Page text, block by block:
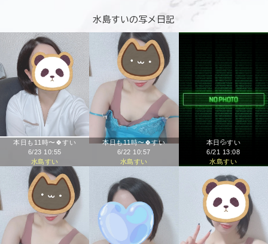
水島すいの写メ日記
本日も11時〜🍀すい
6/23 10:55
水島すい
本日も11時〜🍀すい
6/22 10:57
水島すい
本日💦すい
6/21 13:08
水島すい